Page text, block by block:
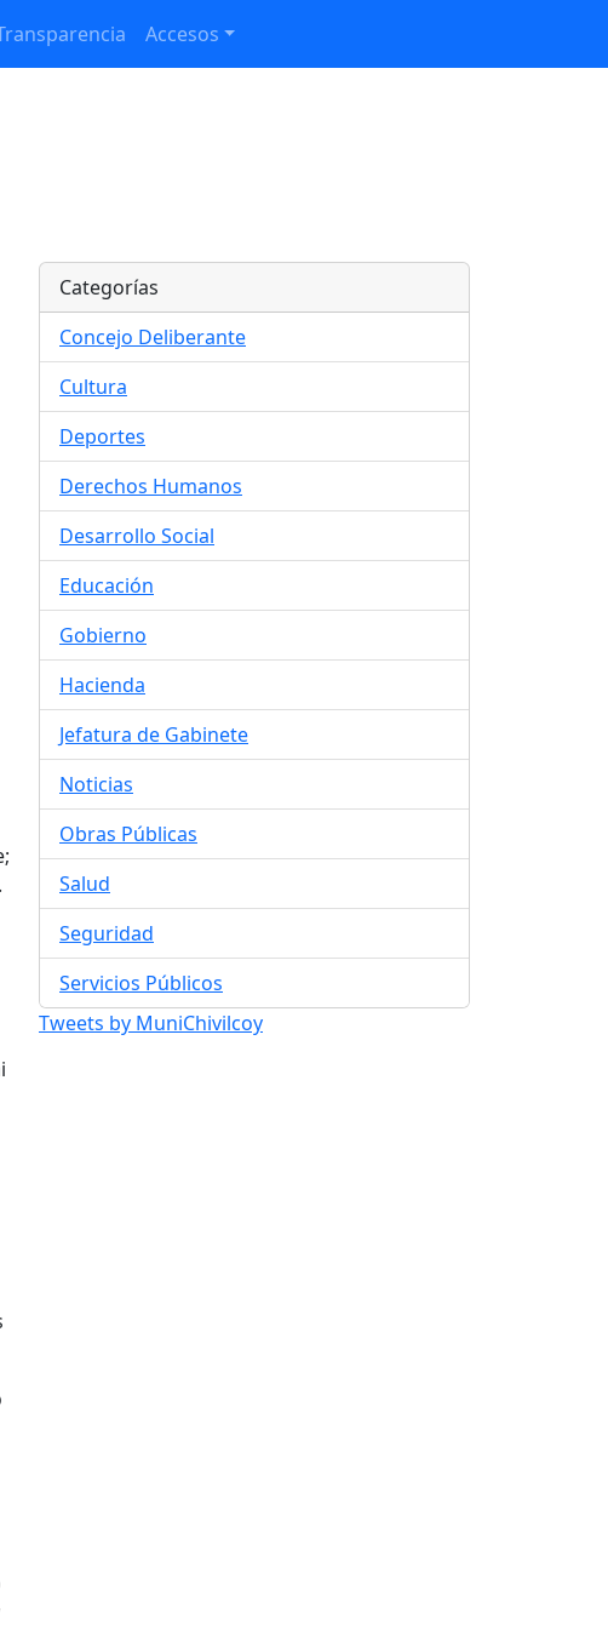
Accesos
Categorías
Concejo Deliberante
Cultura
Deportes
Derechos Humanos
Desarrollo Social
Educación
Gobierno
Hacienda
Jefatura de Gabinete
Noticias
Obras Públicas
Salud
Seguridad
Servicios Públicos
Tweets by MuniChivilcoy